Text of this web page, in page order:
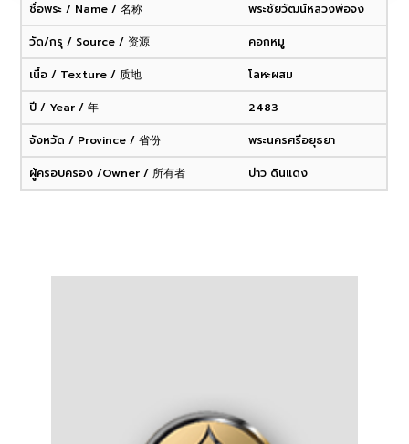
ชื่อพระ / Name / 名称
พระชัยวัฒน์หลวงพ่อจง
วัด/กรุ / Source / 资源
คอกหมู
เนื้อ / Texture / 质地
โลหะผสม
ปี / Year / 年
2483
จังหวัด / Province / 省份
พระนครศรีอยุธยา
ผู้ครอบครอง /Owner / 所有者
บ่าว ดินแดง